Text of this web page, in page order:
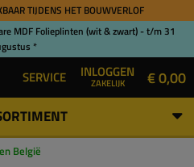
TIJDENS HET BOUWVERLOF
MDF Folieplinten (wit & zwart) - t/m 31
*
SERVICE INLOGGEN
ZAKELIJK € 0,00
België